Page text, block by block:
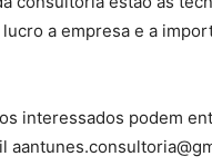
a empresa e a
interessados podem